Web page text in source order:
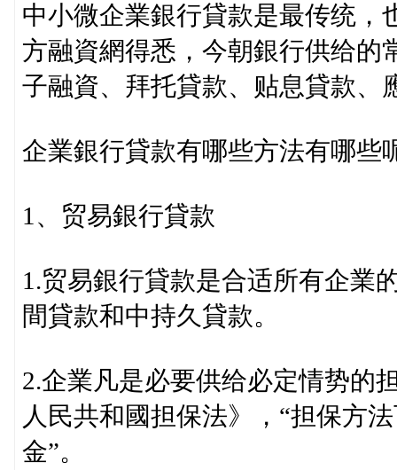
中小微企業銀行貸款是最传统，
方融資網得悉，今朝銀行供给的
子融資、拜托貸款、贴息貸款、
企業銀行貸款有哪些方法有哪些
1、贸易銀行貸款
1.贸易銀行貸款是合适所有企業
間貸款和中持久貸款。
2.企業凡是必要供给必定情势的
人民共和國担保法》，“担保方
金”。